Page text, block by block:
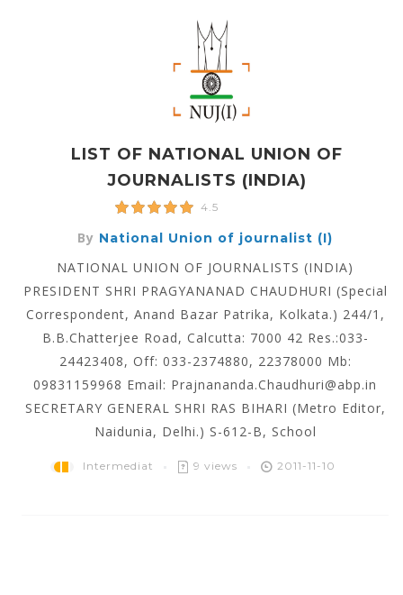
LIST OF NATIONAL UNION OF
JOURNALISTS (INDIA)
4.5
By National Union of journalist (I)
NATIONAL UNION OF JOURNALISTS (INDIA)
PRESIDENT SHRI PRAGYANANAD CHAUDHURI (Special
Correspondent, Anand Bazar Patrika, Kolkata.) 244/1,
B.B.Chatterjee Road, Calcutta: 7000 42 Res.:033-
24423408, Off: 033-2374880, 22378000 Mb:
09831159968 Email: Prajnananda.Chaudhuri@abp.in
SECRETARY GENERAL SHRI RAS BIHARI (Metro Editor,
Naidunia, Delhi.) S-612-B, School
Intermediat 9 views 2011-11-10